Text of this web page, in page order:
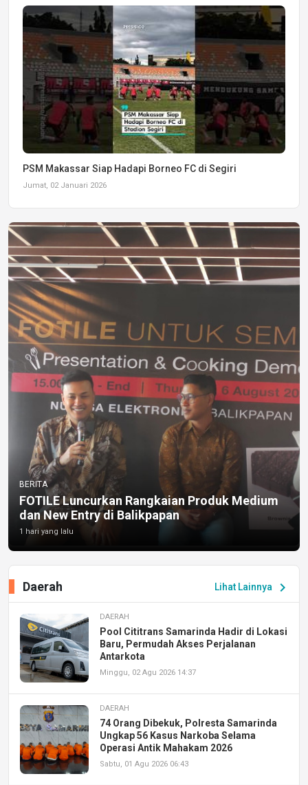
PSM Makassar Siap Hadapi Borneo FC di Segiri
Jumat, 02 Januari 2026
BERITA
FOTILE Luncurkan Rangkaian Produk Medium
dan New Entry di Balikpapan
1 hari yang lalu
Lihat Lainnya chevron_right
Daerah
DAERAH
Pool Cititrans Samarinda Hadir di Lokasi
Baru, Permudah Akses Perjalanan
Antarkota
Minggu, 02 Agu 2026 14:37
DAERAH
74 Orang Dibekuk, Polresta Samarinda
Ungkap 56 Kasus Narkoba Selama
Operasi Antik Mahakam 2026
Sabtu, 01 Agu 2026 06:43